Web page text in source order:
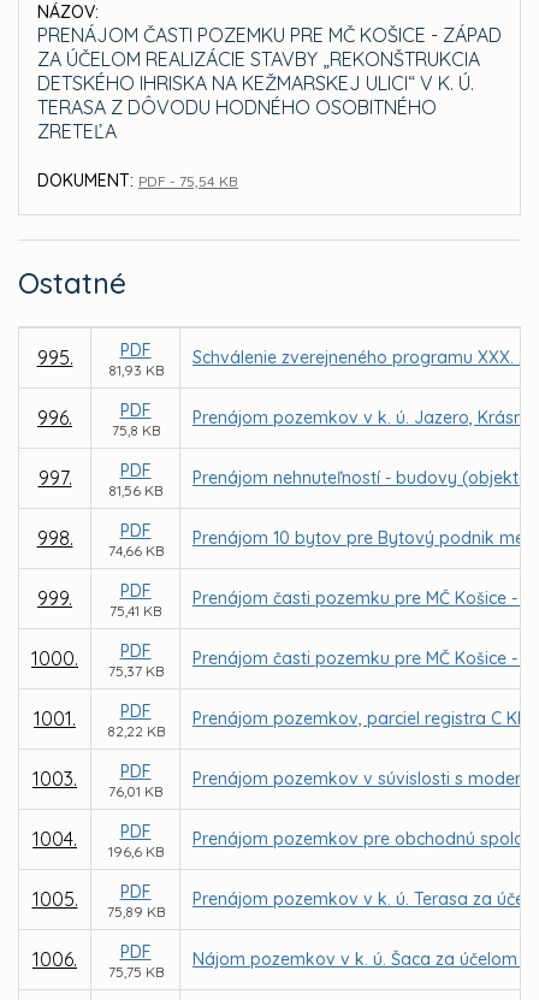
NÁZOV:
PRENÁJOM ČASTI POZEMKU PRE MČ KOŠICE - ZÁPAD
ZA ÚČELOM REALIZÁCIE STAVBY „REKONŠTRUKCIA
DETSKÉHO IHRISKA NA KEŽMARSKEJ ULICI“ V K. Ú.
TERASA Z DÔVODU HODNÉHO OSOBITNÉHO
ZRETEĽA
DOKUMENT: PDF - 75,54 KB
Ostatné
995. PDF
81,93 KB
Schválenie zverejneného programu XXX.
996. PDF
75,8 KB
Prenájom pozemkov v k. ú. Jazero,
997. PDF
81,56 KB
Prenájom nehnuteľností - budovy (objekt
998. PDF
74,66 KB
Prenájom 10 bytov pre Bytový podnik
999. PDF
75,41 KB
Prenájom časti pozemku pre MČ Košice -
1000. PDF
75,37 KB
Prenájom časti pozemku pre MČ Košice -
1001. PDF
82,22 KB
Prenájom pozemkov, parciel registra C
1003. PDF
76,01 KB
Prenájom pozemkov v súvislosti s
1004. PDF
196,6 KB
Prenájom pozemkov pre obchodnú
1005. PDF
75,89 KB
Prenájom pozemkov v k. ú. Terasa za
1006. PDF
75,75 KB
Nájom pozemkov v k. ú. Šaca za účelom